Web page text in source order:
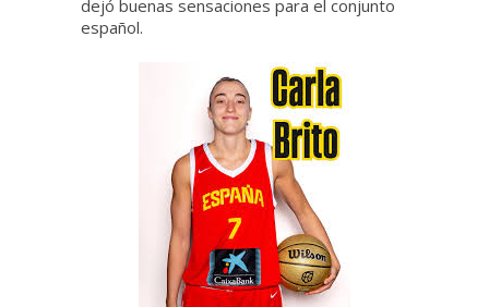
dejó buenas sensaciones para el conjunto
español.